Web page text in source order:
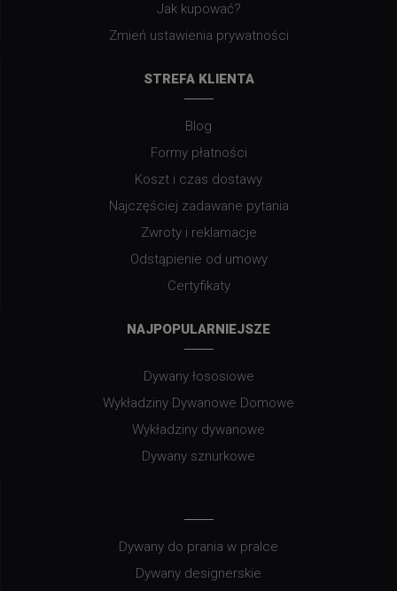
Jak kupować?
Zmień ustawienia prywatności
STREFA KLIENTA
Blog
Formy płatności
Koszt i czas dostawy
Najczęściej zadawane pytania
Zwroty i reklamacje
Odstąpienie od umowy
Certyfikaty
NAJPOPULARNIEJSZE
Dywany łososiowe
Wykładziny Dywanowe Domowe
Wykładziny dywanowe
Dywany sznurkowe
Dywany do prania w pralce
Dywany designerskie